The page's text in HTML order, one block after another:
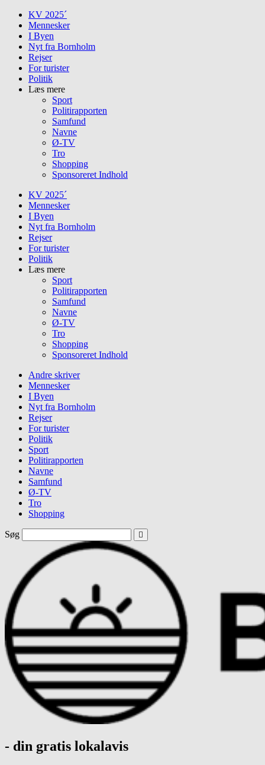
Skip
content
KV 2025´
Mennesker
I Byen
Nyt fra Bornholm
Rejser
For turister
Politik
Læs mere
Sport
Politirapporten
Samfund
Navne
Ø-TV
Tro
Shopping
Sponsoreret Indhold
KV 2025´
Mennesker
I Byen
Nyt fra Bornholm
Rejser
For turister
Politik
Læs mere
Sport
Politirapporten
Samfund
Navne
Ø-TV
Tro
Shopping
Sponsoreret Indhold
Andre skriver
Mennesker
I Byen
Nyt fra Bornholm
Rejser
For turister
Politik
Sport
Politirapporten
Navne
Samfund
Ø-TV
Tro
Shopping
Søg
- din gratis lokalavis